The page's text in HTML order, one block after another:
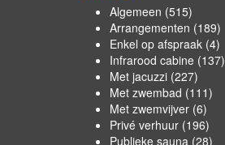
Algemeen (515)
Arrangementen (189)
Enkel op afspraak(4)
Infrarood cabine(137)
Met jacuzzi(227)
Met zwembad (111)
Met zwemvijver(6)
Privé verhuur(196)
Publieke sauna (28)